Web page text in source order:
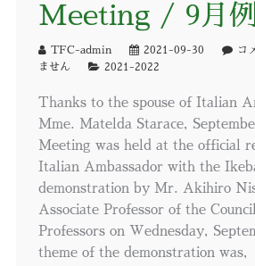
Meeting / 9月
TFC-admin 2021-09-30
コ
ません
2021-2022
Thanks to the spouse of Italian
Mme. Matelda Starace,
Meeting was held at the official
Italian Ambassador with the
demonstration by Mr. Akihiro
Associate Professor of the
Professors on Wednesday,
theme of the demonstration